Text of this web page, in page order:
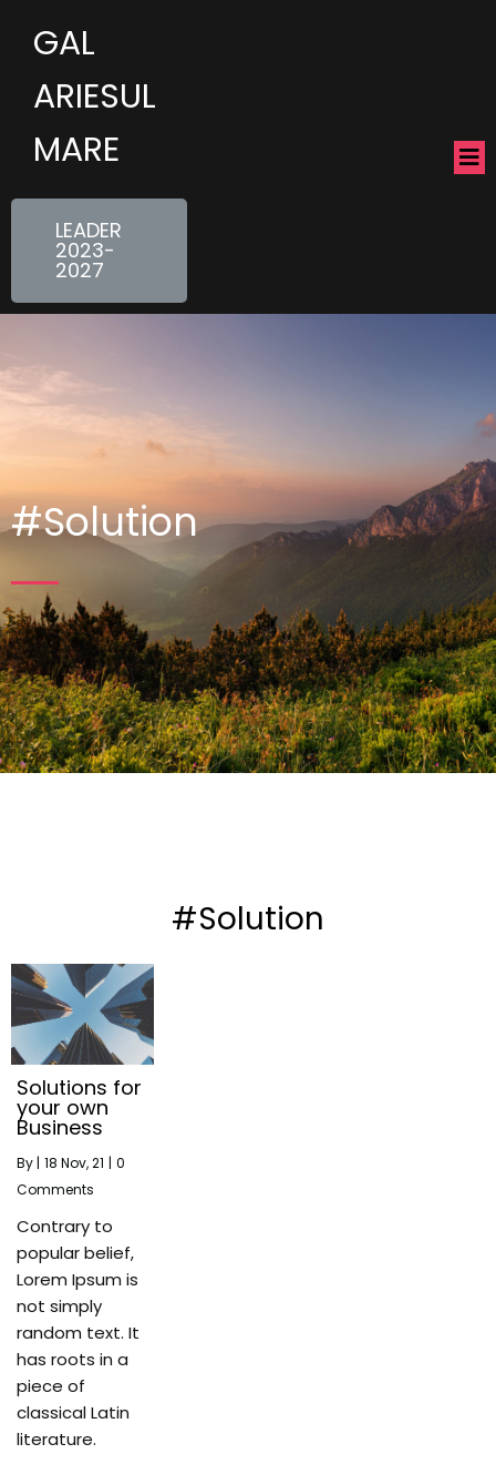
GAL
ARIESUL
MARE
LEADER
2023-
2027
#Solution
#Solution
Solutions for
your own
Business
By | 18 Nov, 21 | 0
Comments
Contrary to
popular belief,
Lorem Ipsum is
not simply
random text. It
has roots in a
piece of
classical Latin
literature.